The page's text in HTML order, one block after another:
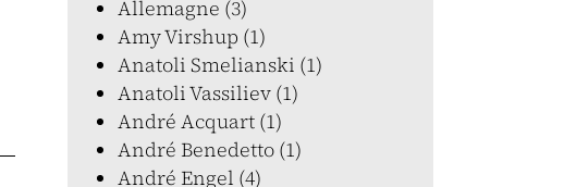
Allemagne (3)
Amy Virshup (1)
Anatoli Smelianski (1)
Anatoli Vassiliev (1)
André Acquart (1)
André Benedetto (1)
André Engel (4)